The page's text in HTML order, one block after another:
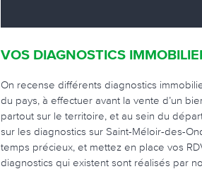
VOS DIAGNOSTICS
On recense différents diagnostics
du pays, à effectuer avant la vente d’un
partout sur le territoire, et au sein du
sur les diagnostics sur Saint-Méloir-des-
temps précieux, et mettez en place vos
diagnostics qui existent sont réalisés par